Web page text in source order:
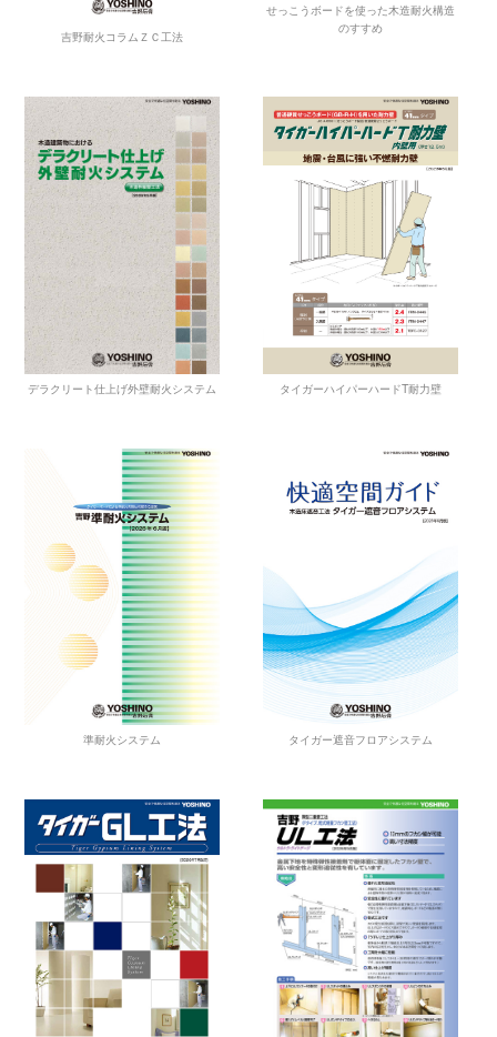
吉野耐火コラムＺＣ工法
せっこうボードを使った木造耐火構造
のすすめ
デラクリート仕上げ外壁耐火システム タイガーハイパーハードT耐力壁
準耐火システム タイガー遮音フロアシステム